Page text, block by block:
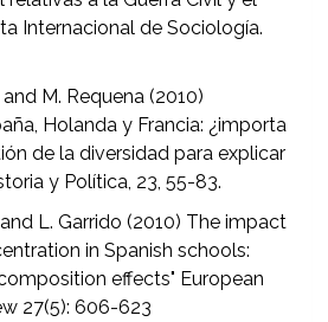
Internacional de Sociología.
M. Requena (2010)
Holanda y Francia: ¿importa
de la diversidad para explicar
y Política, 23, 55-83.
L. Garrido (2010) The impact
in Spanish schools:
effects" European
27(5): 606-623